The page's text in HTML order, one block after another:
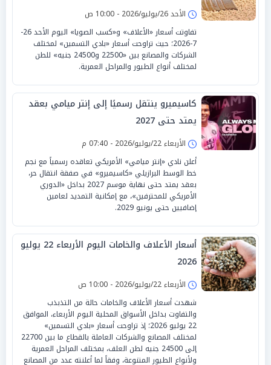
الأحد 26/يوليو/2026 - 10:00 ص
تفاوتت أسعار «الأعلاف» و«كسب الصويا» اليوم الأحد 26-
7-2026؛ حيث تراوحت أسعار «بادي التسمين» لمختلف
الشركات والمصانع بين «22500 و24500 جنيه» للطن
لمختلف أنواع الطيور والمراحل العمرية.
كاسيميرو ينتقل رسميًا إلى إنتر ميامي بعقد
يمتد حتى 2027
الأربعاء 22/يوليو/2026 - 07:40 م
أعلن نادي «إنتر ميامي» الأمريكي تعاقده رسمياً مع نجم
خط الوسط البرازيلي «كاسيميرو» في صفقة انتقال حر،
بعقد يمتد حتى نهاية موسم 2027 بداخل «الدوري
الأمريكي للمحترفين»، مع إمكانية التمديد لعامين
إضافيين حتى يونيو 2029.
أسعار الأعلاف والخامات اليوم الأربعاء 22 يوليو
2026
الأربعاء 22/يوليو/2026 - 10:00 ص
شهدت أسعار الأعلاف والخامات حالة من التذبذب
والتفاوت بداخل الأسواق المحلية اليوم الأربعاء، الموافق
22 يوليو 2026؛ إذ تراوحت أسعار «بادي التسمين»
لمختلف المصانع والشركات العاملة بالقطاع ما بين 22700
إلى 24500 جنيه لطن العلف، بمختلف المراحل العمرية
ولأنواع الطيور المتنوعة، وفقاً لما أعلنته عدد من المصانع